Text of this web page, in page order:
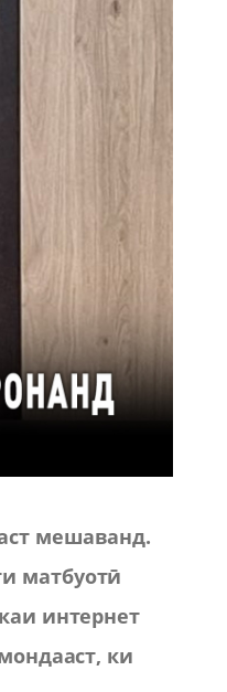
мешаванд.
матбуотӣ
интернет
ки